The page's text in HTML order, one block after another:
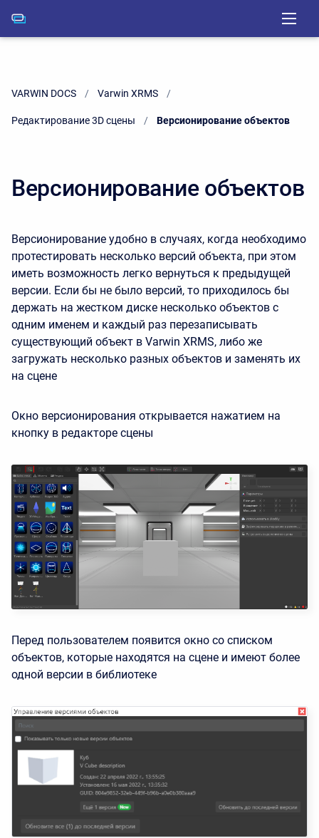
VARWIN DOCS Varwin XRMS
Редактирование 3D сцены Current:
Версионирование объектов
Версионирование объектов
Версионирование удобно в случаях, когда необходимо
протестировать несколько версий объекта, при этом
иметь возможность легко вернуться к предыдущей
версии. Если бы не было версий, то приходилось бы
держать на жестком диске несколько объектов с
одним именем и каждый раз перезаписывать
существующий объект в Varwin XRMS, либо же
загружать несколько разных объектов и заменять их
на сцене
Окно версионирования открывается нажатием на
кнопку в редакторе сцены
Перед пользователем появится окно со списком
объектов, которые находятся на сцене и имеют более
одной версии в библиотеке